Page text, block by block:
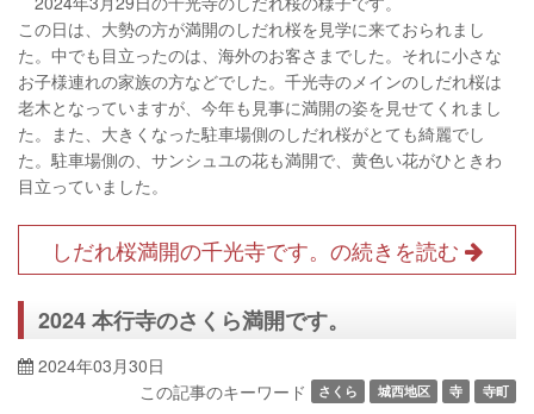
この日は、大勢の方が満開のしだれ桜を見学に来ておられまし
た。中でも目立ったのは、海外のお客さまでした。それに小さな
お子様連れの家族の方などでした。千光寺のメインのしだれ桜は
老木となっていますが、今年も見事に満開の姿を見せてくれまし
た。また、大きくなった駐車場側のしだれ桜がとても綺麗でし
た。駐車場側の、サンシュユの花も満開で、黄色い花がひときわ
目立っていました。
しだれ桜満開の千光寺です。の続きを読む
2024 本行寺のさくら満開です。
2024年03月30日
この記事のキーワード
さくら 城西地区 寺 寺町